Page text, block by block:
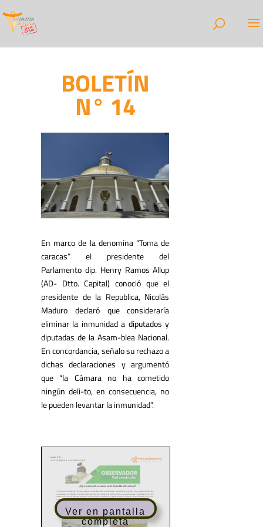
BOLETÍN
N° 14
En marco de la denomina “Toma de
caracas” el presidente del
Parlamento dip. Henry Ramos Allup
(AD- Dtto. Capital) conoció que el
presidente de la Republica, Nicolás
Maduro declaró que consideraría
eliminar la inmunidad a diputados y
diputadas de la Asam-blea Nacional.
En concordancia, señalo su rechazo a
dichas declaraciones y argumentó
que “la Cámara no ha cometido
ningún deli-to, en consecuencia, no
le pueden levantar la inmunidad”.
Ver en pantalla
completa